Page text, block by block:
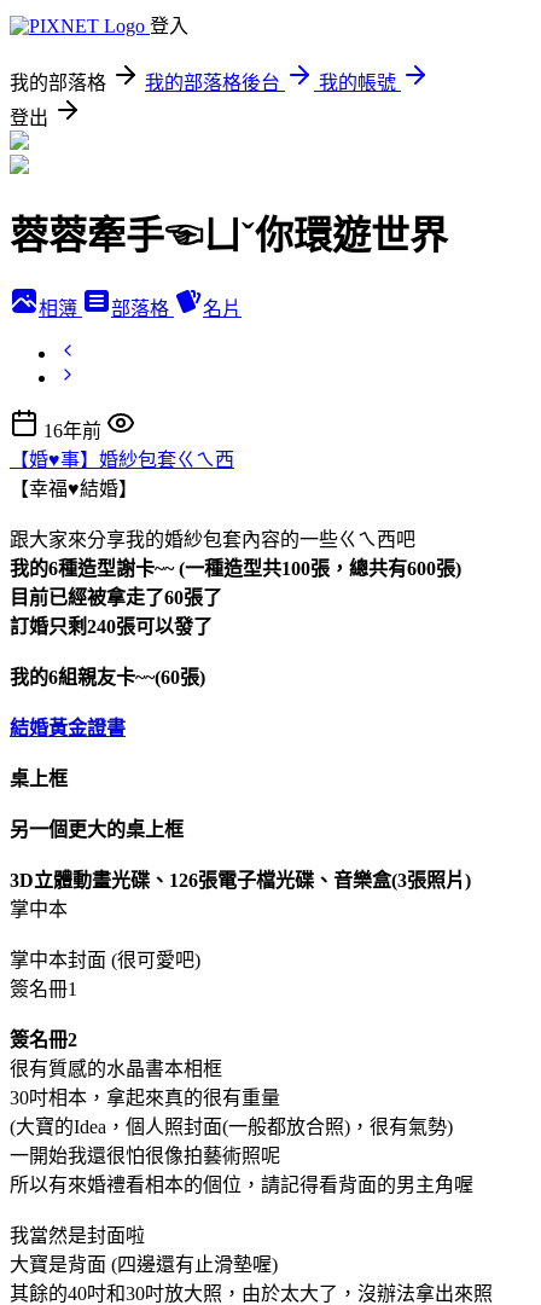
登入
我的部落格 我的部落格後台
我的帳號
登出
蓉蓉牽手☜ㄩˇ你環遊世界
相簿 部落格 名片
16年前
【婚♥事】婚紗包套ㄍㄟ西
【幸福♥結婚】
跟大家來分享我的婚紗包套內容的一些ㄍㄟ西吧
我的6種造型謝卡~~ (一種造型共100張，總共有600張)
目前已經被拿走了60張了
訂婚只剩240張可以發了
我的6組親友卡~~(60張)
結婚黃金證書
桌上框
另一個更大的桌上框
3D立體動畫光碟、126張電子檔光碟、音樂盒(3張照片)
掌中本
掌中本封面 (很可愛吧)
簽名冊1
簽名冊2
很有質感的水晶書本相框
30吋相本，拿起來真的很有重量
(大寶的Idea，個人照封面(一般都放合照)，很有氣勢)
一開始我還很怕很像拍藝術照呢
所以有來婚禮看相本的個位，請記得看背面的男主角喔
我當然是封面啦
大寶是背面 (四邊還有止滑墊喔)
其餘的40吋和30吋放大照，由於太大了，沒辦法拿出來照